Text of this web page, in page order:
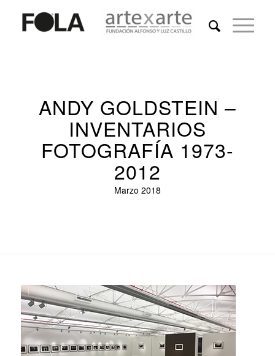
ANDY GOLDSTEIN –
INVENTARIOS
FOTOGRAFÍA 1973-
2012
Marzo 2018